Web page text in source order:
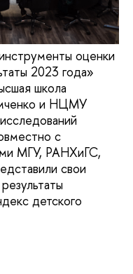
оценки
2023 года»
школа
и НЦМУ
с
МГУ, РАНХиГС,
свои
детского